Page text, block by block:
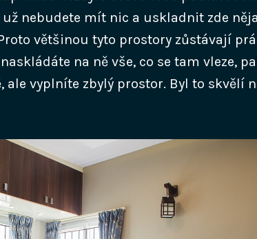
nebudete mít nic a uskladnit zde
většinou tyto prostory zůstávají
na ně vše, co se tam vleze,
ale vyplníte zbylý prostor. Byl to skvělí